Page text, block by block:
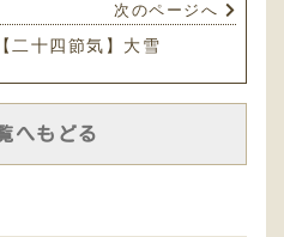
次のページへ
【二十四節気】大雪
へもどる